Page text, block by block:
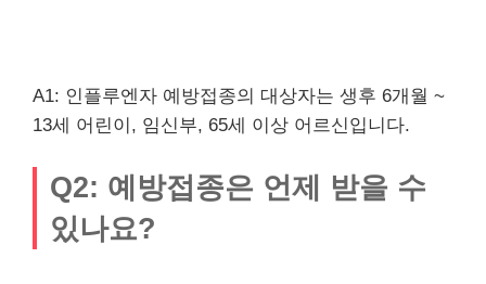
A1: 인플루엔자 예방접종의 대상자는 생후 6개월 ~
13세 어린이, 임신부, 65세 이상 어르신입니다.
Q2: 예방접종은 언제 받을 수
있나요?